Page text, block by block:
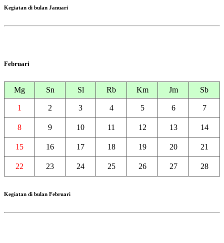
Kegiatan di bulan Januari
Februari
Mg Sn Sl Rb Km Jm Sb
1 2 3 4 5 6 7
8 9 10 11 12 13 14
15 16 17 18 19 20 21
22 23 24 25 26 27 28
Kegiatan di bulan Februari